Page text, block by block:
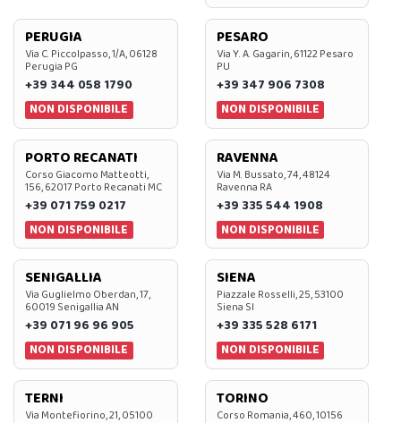
PERUGIA
Via C. Piccolpasso, 1/A, 06128
Perugia PG
+39 344 058 1790
NON DISPONIBILE
PESARO
Via Y. A. Gagarin, 61122 Pesaro
PU
+39 347 906 7308
NON DISPONIBILE
PORTO RECANATI
Corso Giacomo Matteotti,
156, 62017 Porto Recanati MC
+39 071 759 0217
NON DISPONIBILE
RAVENNA
Via M. Bussato, 74, 48124
Ravenna RA
+39 335 544 1908
NON DISPONIBILE
SENIGALLIA
Via Guglielmo Oberdan, 17,
60019 Senigallia AN
+39 071 96 96 905
NON DISPONIBILE
SIENA
Piazzale Rosselli, 25, 53100
Siena SI
+39 335 528 6171
NON DISPONIBILE
TERNI
Via Montefiorino, 21, 05100
TORINO
Corso Romania, 460, 10156